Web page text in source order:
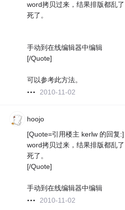
word拷贝过来，结果排版都乱
死了。
手动到在线编辑器中编辑
[/Quote]
可以参考此方法。
2010-11-02
hoojo
[Quote=引用楼主 kerlw 的回复:]
word拷贝过来，结果排版都乱
死了。
[/Quote]
手动到在线编辑器中编辑
2010-11-02